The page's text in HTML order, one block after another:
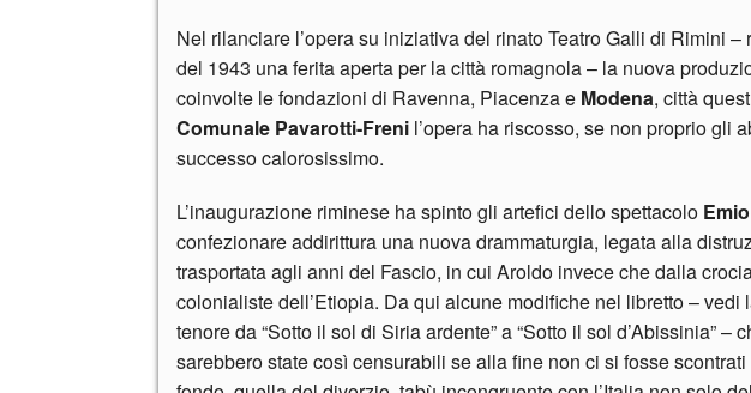
Nel rilanciare l’opera su iniziativa del rinato Teatro Galli di Rimini
del 1943 una ferita aperta per la città romagnola – la nuova
coinvolte le fondazioni di Ravenna, Piacenza e Modena, città
Comunale Pavarotti-Freni l’opera ha riscosso, se non proprio gli
successo calorosissimo.
L’inaugurazione riminese ha spinto gli artefici dello spettacolo
confezionare addirittura una nuova drammaturgia, legata alla
trasportata agli anni del Fascio, in cui Aroldo invece che dalla
colonialiste dell’Etiopia. Da qui alcune modifiche nel libretto – vedi
tenore da “Sotto il sol di Siria ardente” a “Sotto il sol d’Abissinia” –
sarebbero state così censurabili se alla fine non ci si fosse